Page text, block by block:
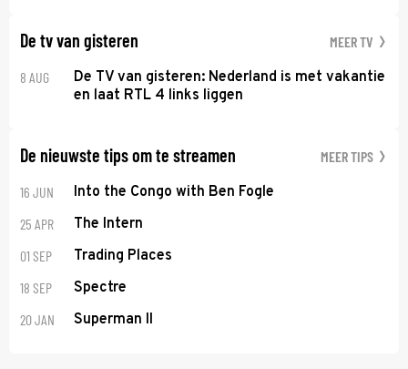
De tv van gisteren MEER TV
8 AUG
De TV van gisteren: Nederland is met vakantie
en laat RTL 4 links liggen
De nieuwste tips om te streamen MEER TIPS
16 JUN Into the Congo with Ben Fogle
25 APR The Intern
01 SEP Trading Places
18 SEP Spectre
20 JAN Superman II